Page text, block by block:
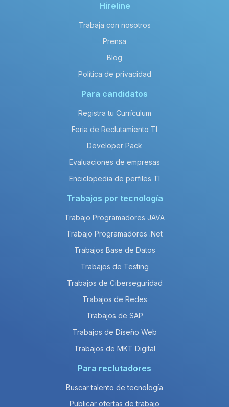
Hireline
Trabaja con nosotros
Prensa
Blog
Política de privacidad
Para candidatos
Registra tu Currículum
Feria de Reclutamiento TI
Developer Pack
Evaluaciones de empresas
Enciclopedia de perfiles TI
Trabajos por tecnología
Trabajo Programadores JAVA
Trabajo Programadores .Net
Trabajos Base de Datos
Trabajos de Testing
Trabajos de Ciberseguridad
Trabajos de Redes
Trabajos de SAP
Trabajos de Diseño Web
Trabajos de MKT Digital
Para reclutadores
Buscar talento de tecnología
Publicar ofertas de trabajo